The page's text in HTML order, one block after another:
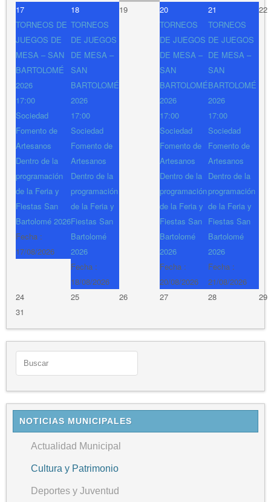
17
TORNEOS DE
JUEGOS DE
MESA – SAN
BARTOLOMÉ
2026
17:00
Sociedad
Fomento de
Artesanos
Dentro de la
programación
de la Feria y
Fiestas San
Bartolomé 2026
Fecha :
17/08/2026
18
TORNEOS
DE JUEGOS
DE MESA –
SAN
BARTOLOMÉ
2026
17:00
Sociedad
Fomento de
Artesanos
Dentro de la
programación
de la Feria y
Fiestas San
Bartolomé
2026
Fecha :
18/08/2026
19
20
TORNEOS
DE JUEGOS
DE MESA –
SAN
BARTOLOMÉ
2026
17:00
Sociedad
Fomento de
Artesanos
Dentro de la
programación
de la Feria y
Fiestas San
Bartolomé
2026
Fecha :
20/08/2026
21
TORNEOS
DE JUEGOS
DE MESA –
SAN
BARTOLOMÉ
2026
17:00
Sociedad
Fomento de
Artesanos
Dentro de la
programación
de la Feria y
Fiestas San
Bartolomé
2026
Fecha :
21/08/2026
22
24 25 26 27 28
29
31
NOTICIAS MUNICIPALES
Actualidad Municipal
Cultura y Patrimonio
Deportes y Juventud